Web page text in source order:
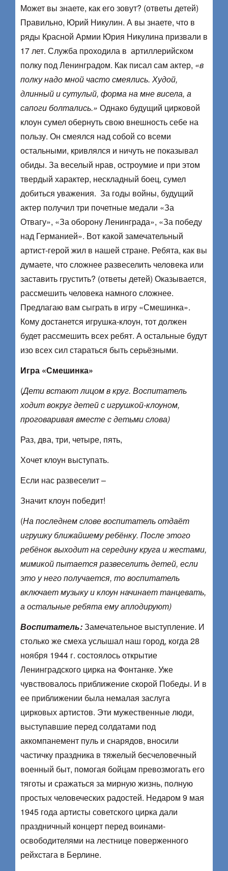
Может вы знаете, как его зовут? (ответы детей)
Правильно, Юрий Никулин. А вы знаете, что в
ряды Красной Армии Юрия Никулина призвали в
17 лет. Служба проходила в артиллерийском
полку под Ленинградом. Как писал сам актер, «в
полку надо мной часто смеялись. Худой,
длинный и сутулый, форма на мне висела, а
сапоги болтались.» Однако будущий цирковой
клоун сумел обернуть свою внешность себе на
пользу. Он смеялся над собой со всеми
остальными, кривлялся и ничуть не показывал
обиды. За веселый нрав, остроумие и при этом
твердый характер, нескладный боец, сумел
добиться уважения. За годы войны, будущий
актер получил три почетные медали «За
Отвагу», «За оборону Ленинграда», «За победу
над Германией». Вот какой замечательный
артист-герой жил в нашей стране. Ребята, как вы
думаете, что сложнее развеселить человека или
заставить грустить? (ответы детей) Оказывается,
рассмешить человека намного сложнее.
Предлагаю вам сыграть в игру «Смешинка».
Кому достанется игрушка-клоун, тот должен
будет рассмешить всех ребят. А остальные будут
изо всех сил стараться быть серьёзными.
Игра «Смешинка»
(Дети встают лицом в круг. Воспитатель
ходит вокруг детей с игрушкой-клоуном,
проговаривая вместе с детьми слова)
Раз, два, три, четыре, пять,
Хочет клоун выступать.
Если нас развеселит –
Значит клоун победит!
(На последнем слове воспитатель отдаёт
игрушку ближайшему ребёнку. После этого
ребёнок выходит на середину круга и жестами,
мимикой пытается развеселить детей, если
это у него получается, то воспитатель
включает музыку и клоун начинает танцевать,
а остальные ребята ему аплодируют)
Воспитатель:Замечательное выступление. И
столько же смеха услышал наш город, когда 28
ноября 1944 г. состоялось открытие
Ленинградского цирка на Фонтанке. Уже
чувствовалось приближение скорой Победы. И в
ее приближении была немалая заслуга
цирковых артистов. Эти мужественные люди,
выступавшие перед солдатами под
аккомпанемент пуль и снарядов, вносили
частичку праздника в тяжелый бесчеловечный
военный быт, помогая бойцам превозмогать его
тяготы и сражаться за мирную жизнь, полную
простых человеческих радостей. Недаром 9 мая
1945 года артисты советского цирка дали
праздничный концерт перед воинами-
освободителями на лестнице поверженного
рейхстага в Берлине.